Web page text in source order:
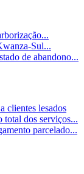
Sul...
de abandono...
clientes lesados
total dos serviços...
parcelado...